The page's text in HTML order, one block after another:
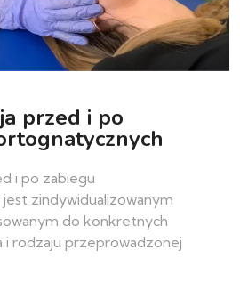
przed i po
i po zabiegu
zindywidualizowanym
do konkretnych
rodzaju przeprowadzonej